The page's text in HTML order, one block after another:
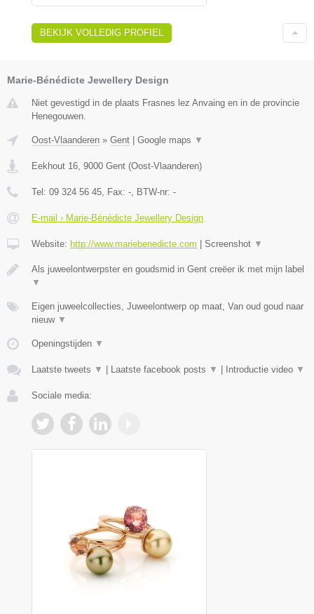
BEKIJK VOLLEDIG PROFIEL
Marie-Bénédicte Jewellery Design
Niet gevestigd in de plaats Frasnes lez Anvaing en in de provincie
Henegouwen.
Oost-Vlaanderen » Gent Google maps ▼
Eekhout 16, 9000 Gent (Oost-Vlaanderen)
Tel: 09 324 56 45, Fax: -, BTW-nr: -
E-mail › Marie-Bénédicte Jewellery Design
Website: http://www.mariebenedicte.com Screenshot ▼
Als juweelontwerpster en goudsmid in Gent creëer ik met mijn label
▼
Eigen juweelcollecties, Juweelontwerp op maat, Van oud goud naar
nieuw ▼
Openingstijden ▼
Laatste tweets ▼ Laatste facebook posts ▼ Introductie video ▼
Sociale media: